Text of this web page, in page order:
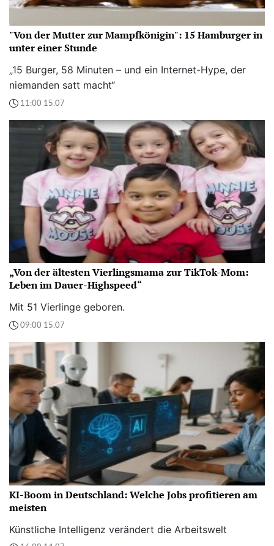
"Von der Mutter zur Mampfkönigin": 15 Hamburger in
unter einer Stunde
„15 Burger, 58 Minuten – und ein Internet-Hype, der
niemanden satt macht“
11:00 15.07
„Von der ältesten Vierlingsmama zur TikTok-Mom:
Leben im Dauer-Highspeed“
Mit 51 Vierlinge geboren.
09:00 15.07
KI-Boom in Deutschland: Welche Jobs profitieren am
meisten
Künstliche Intelligenz verändert die Arbeitswelt